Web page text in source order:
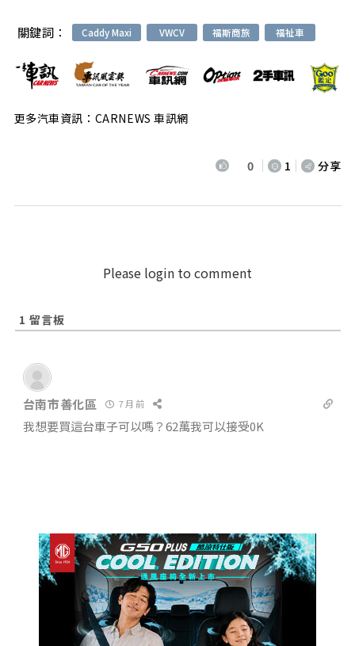
關鍵詞： Caddy Maxi VWCV 福斯商旅 福祉車
更多汽車資訊：CARNEWS 車訊網
0 1 分享
Please login to comment
1 留言板
台南市善化區 7 月 前
我想要買這台車子可以嗎？62萬我可以接受0K